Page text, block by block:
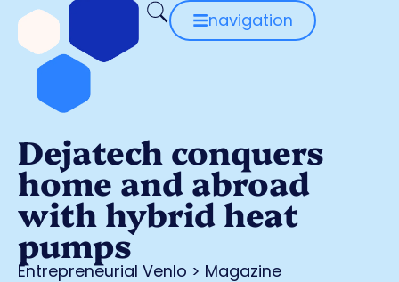
navigation
Dejatech conquers
home and abroad
with hybrid heat
pumps
Entrepreneurial Venlo > Magazine